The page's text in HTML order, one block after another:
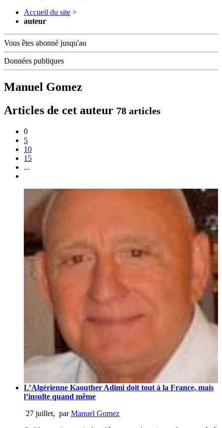
Accueil du site >
auteur
Vous êtes abonné jusqu'au
Données publiques
Manuel Gomez
Articles de cet auteur 78 articles
0
5
10
15
...
L’Algérienne Kaouther Adimi doit tout à la France, mais
l’insulte quand même
27 juillet, parManuel Gomez